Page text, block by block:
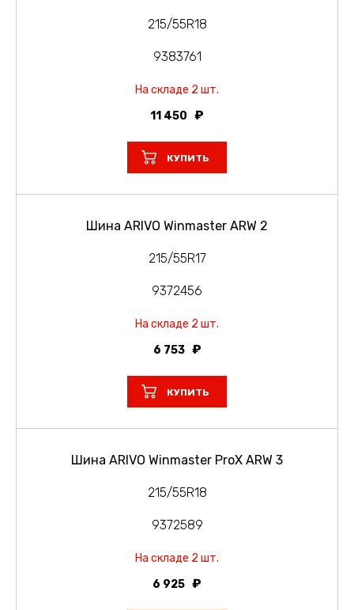
215/55R18
9383761
На складе 2 шт.
11 450
КУПИТЬ
Шина ARIVO Winmaster ARW 2
215/55R17
9372456
На складе 2 шт.
6 753
КУПИТЬ
Шина ARIVO Winmaster ProX ARW 3
215/55R18
9372589
На складе 2 шт.
6 925